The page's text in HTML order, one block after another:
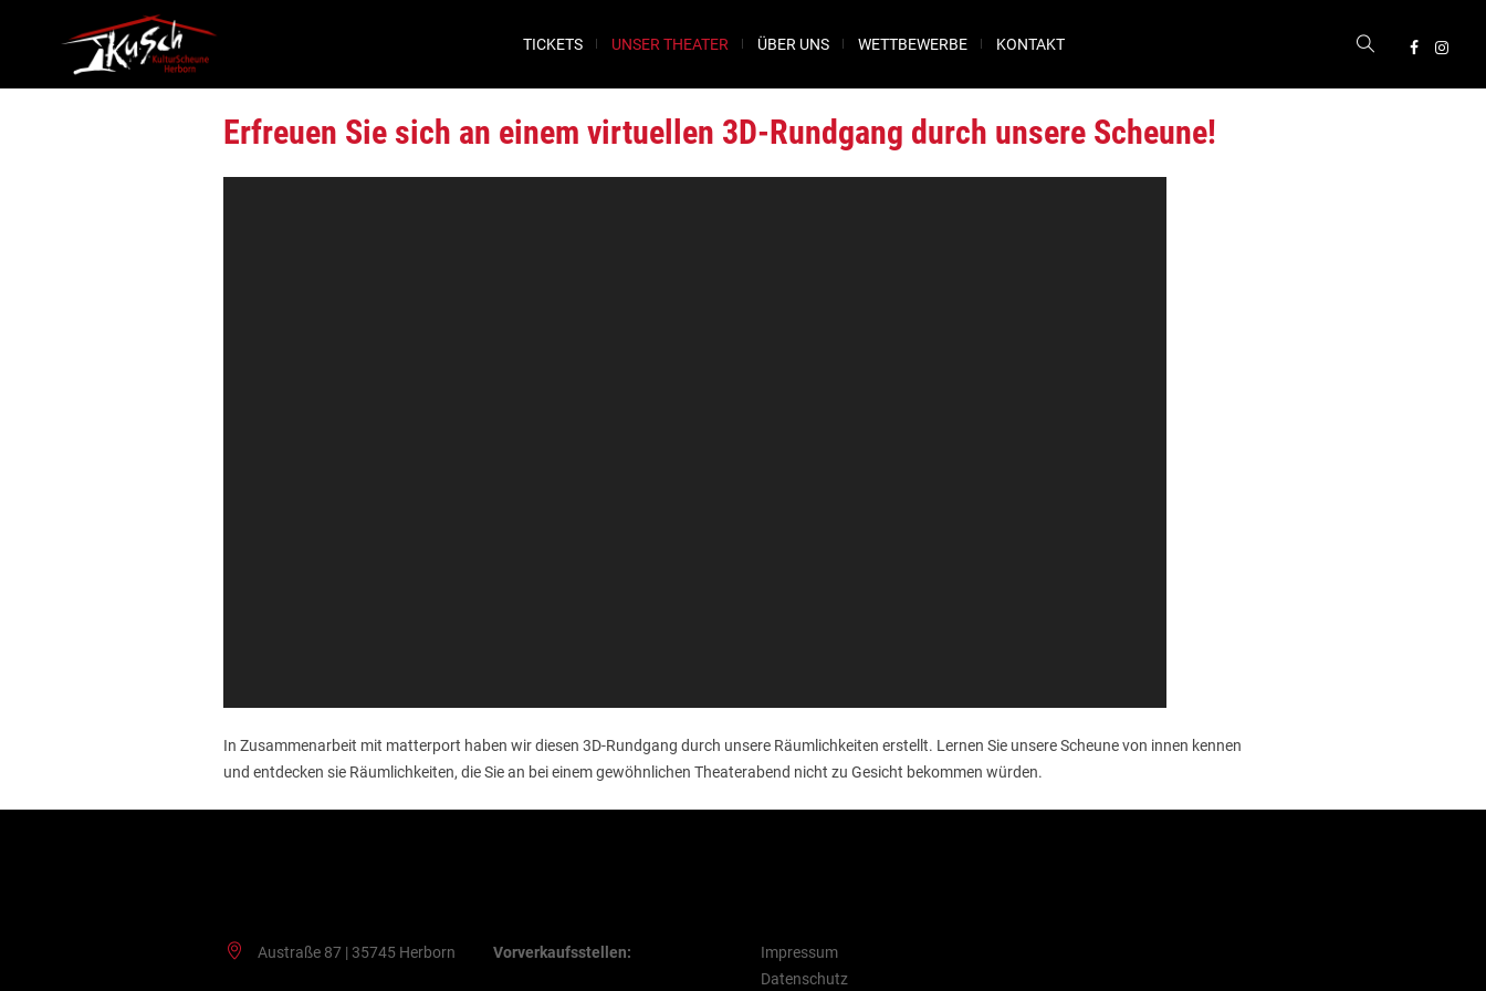
TICKETS UNSER THEATER ÜBER UNS WETTBEWERBE KONTAKT
Erfreuen Sie sich an einem virtuellen 3D-Rundgang durch unsere Scheune!
In Zusammenarbeit mit matterport haben wir diesen 3D-Rundgang durch unsere Räumlichkeiten erstellt. Lernen Sie unsere Scheune von innen kennen
und entdecken sie Räumlichkeiten, die Sie an bei einem gewöhnlichen Theaterabend nicht zu Gesicht bekommen würden.
Austraße 87 | 35745 Herborn Vorverkaufsstellen:
Impressum
Datenschutz